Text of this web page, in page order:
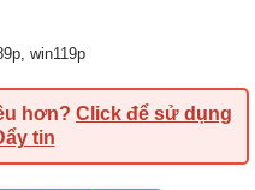
, win119p
hơn? Click để sử dụng
tin